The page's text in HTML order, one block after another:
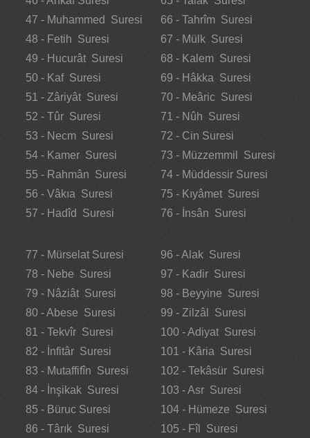
47 - Muhammed Suresi
48 - Fetih Suresi
49 - Hucurât Suresi
50 - Kaf Suresi
51 - Zâriyât Suresi
52 - Tûr Suresi
53 - Necm Suresi
54 - Kamer Suresi
55 - Rahmân Suresi
56 - Vâkıa Suresi
57 - Hadîd Suresi
66 - Tahrîm Suresi
67 - Mülk Suresi
68 - Kalem Suresi
69 - Hâkka Suresi
70 - Meâric Suresi
71 - Nûh Suresi
72 - Cin Suresi
73 - Müzzemmil Suresi
74 - Müddessir Suresi
75 - Kıyâmet Suresi
76 - İnsân Suresi
77 - Mürselat Suresi
78 - Nebe Suresi
79 - Nâziât Suresi
80 - Abese Suresi
81 - Tekvîr Suresi
82 - İnfitâr Suresi
83 - Mutaffifîn Suresi
84 - İnşikak Suresi
85 - Büruc Suresi
86 - Târık Suresi
96 - Alak Suresi
97 - Kadir Suresi
98 - Beyyine Suresi
99 - Zilzâl Suresi
100 - Adiyat Suresi
101 - Kâria Suresi
102 - Tekâsür Suresi
103 - Asr Suresi
104 - Hümeze Suresi
105 - Fîl Suresi